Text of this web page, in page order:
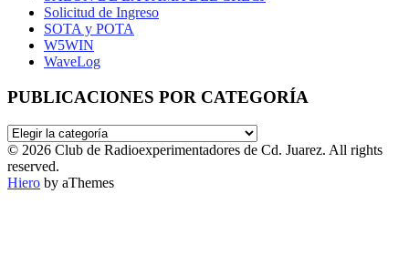
Solicitud de Ingreso
SOTA y POTA
W5WIN
WaveLog
PUBLICACIONES POR CATEGORÍA
PUBLICACIONES
POR
CATEGORÍA
© 2026 Club de Radioexperimentadores de Cd. Juarez. All rights
reserved.
Hiero by aThemes